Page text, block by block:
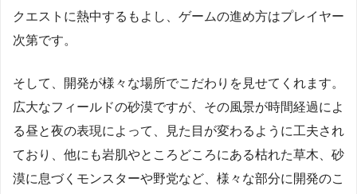
クエストに熱中するもよし、ゲームの進め方はプレイヤー
次第です。
そして、開発が様々な場所でこだわりを見せてくれます。
広大なフィールドの砂漠ですが、その風景が時間経過によ
る昼と夜の表現によって、見た目が変わるように工夫され
ており、他にも岩肌やところどころにある枯れた草木、砂
漠に息づくモンスターや野党など、様々な部分に開発のこ